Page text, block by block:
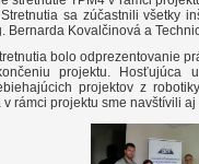
sa zúčastnili všetky
Bernarda Kovalčinová a
bolo odprezentovanie
projektu. Hosťujúca
projektov z
v rámci projektu sme navštívili